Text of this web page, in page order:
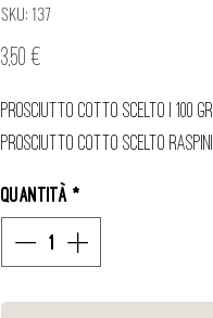
SKU: 137
3,50 €
Prosciutto Cotto Scelto | 100 gr
Prosciutto cotto scelto Raspini.
Quantità *